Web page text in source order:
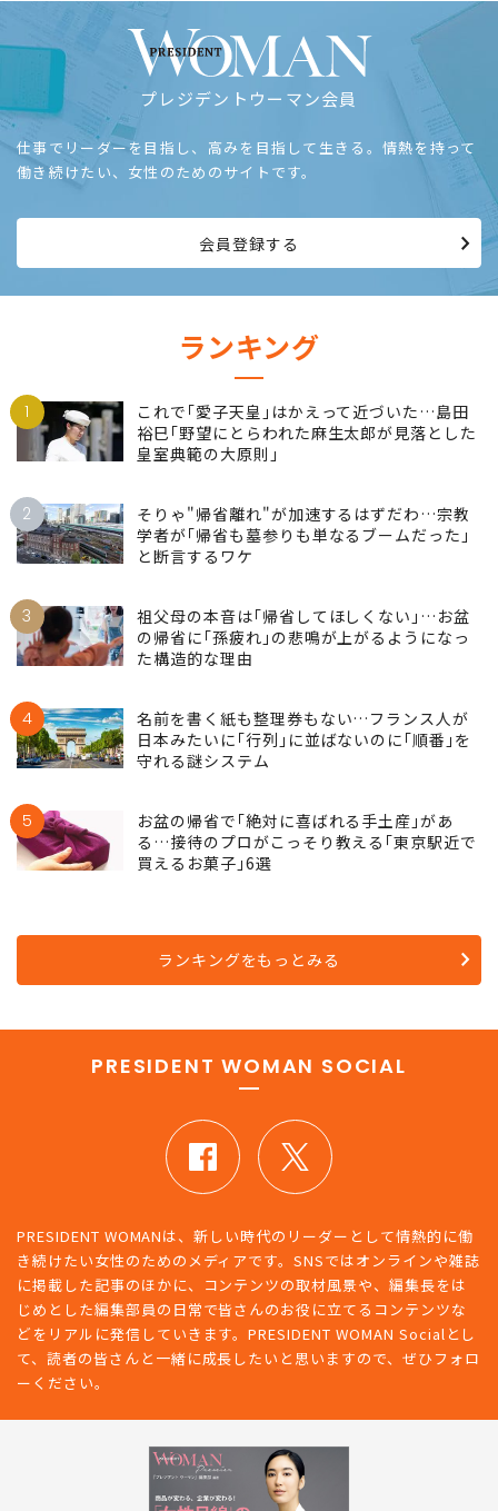
プレジデントウーマン会員
仕事でリーダーを目指し、高みを目指して生きる。情熱を持って
働き続けたい、女性のためのサイトです。
会員登録する
ランキング
1
これで｢愛子天皇｣はかえって近づいた…島田
裕巳｢野望にとらわれた麻生太郎が見落とした
皇室典範の大原則｣
2
そりゃ"帰省離れ"が加速するはずだわ…宗教
学者が｢帰省も墓参りも単なるブームだった｣
と断言するワケ
3
祖父母の本音は｢帰省してほしくない｣…お盆
の帰省に｢孫疲れ｣の悲鳴が上がるようになっ
た構造的な理由
4
名前を書く紙も整理券もない…フランス人が
日本みたいに｢行列｣に並ばないのに｢順番｣を
守れる謎システム
5
お盆の帰省で｢絶対に喜ばれる手土産｣があ
る…接待のプロがこっそり教える｢東京駅近で
買えるお菓子｣6選
ランキングをもっとみる
PRESIDENT WOMAN SOCIAL
PRESIDENT WOMANは、新しい時代のリーダーとして情熱的に働
き続けたい女性のためのメディアです。SNSではオンラインや雑誌
に掲載した記事のほかに、コンテンツの取材風景や、編集長をは
じめとした編集部員の日常で皆さんのお役に立てるコンテンツな
どをリアルに発信していきます。PRESIDENT WOMAN Socialとし
て、読者の皆さんと一緒に成長したいと思いますので、ぜひフォロ
ーください。